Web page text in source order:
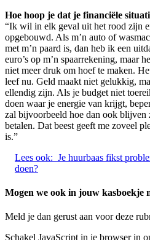
Hoe hoop je dat je financiële
“Ik wil in elk geval uit het rood zijn
opgebouwd. Als m’n auto of
met m’n paard is, dan heb ik een
euro’s op m’n spaarrekening, maar
niet meer druk om hoef te maken.
leef nu. Geld maakt niet gelukkig,
ellendig zijn. Als je budget niet
doen waar je energie van krijgt,
zal bijvoorbeeld hoe dan ook blijven
betalen. Dat beest geeft me zoveel
is.”
Lees ook: Je huurbaas fikst
doen?
Mogen we ook in jouw kasboekje
Meld je dan gerust aan voor deze
Schakel JavaScript in je browser in